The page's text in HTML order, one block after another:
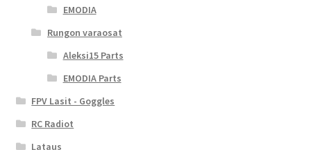
EMODIA
Rungon varaosat
Aleksi15 Parts
EMODIA Parts
FPV Lasit - Goggles
RC Radiot
Lataus